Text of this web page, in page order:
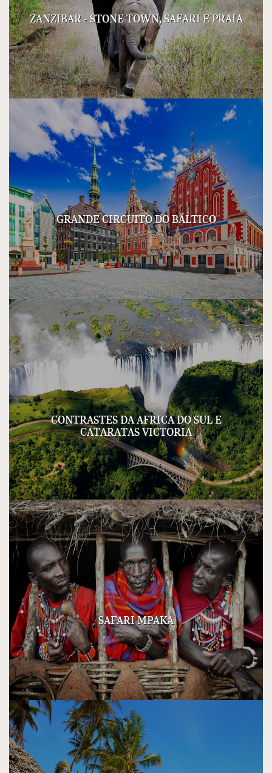
ZANZIBAR - STONE TOWN, SAFARI E PRAIA
GRANDE CIRCUITO DO BÁLTICO
CONTRASTES DA AFRICA DO SUL E
CATARATAS VICTORIA
SAFARI MPAKA